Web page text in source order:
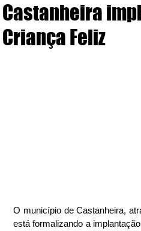
Castanheira
Criança Feliz
O município de Castanheira,
está formalizando a